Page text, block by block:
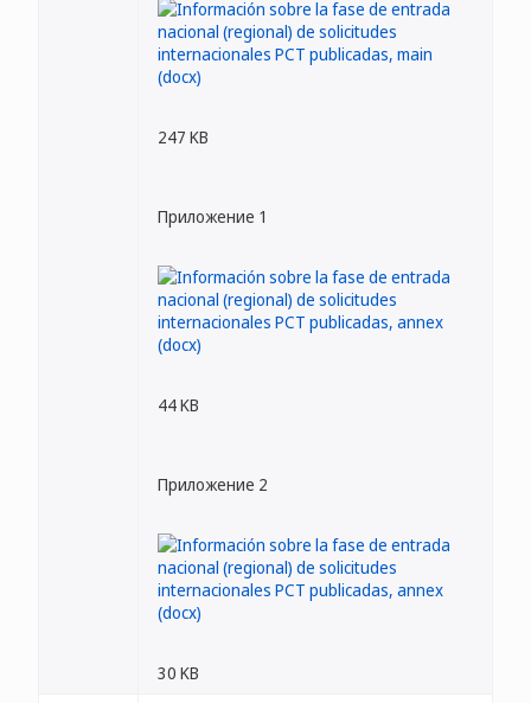
247 KB
Приложение 1
44 KB
Приложение 2
30 KB